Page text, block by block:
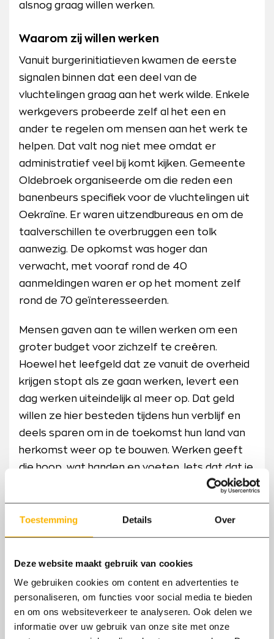
Toestemming Details Over
Deze website maakt gebruik van cookies
We gebruiken cookies om content en advertenties te
personaliseren, om functies voor social media te bieden
en om ons websiteverkeer te analyseren. Ook delen we
informatie over uw gebruik van onze site met onze
alsnog graag willen werken.
Waarom zij willen werken
Vanuit burgerinitiatieven kwamen de eerste
signalen binnen dat een deel van de
vluchtelingen graag aan het werk wilde. Enkele
werkgevers probeerde zelf al het een en
ander te regelen om mensen aan het werk te
helpen. Dat valt nog niet mee omdat er
administratief veel bij komt kijken. Gemeente
Oldebroek organiseerde om die reden een
banenbeurs specifiek voor de vluchtelingen uit
Oekraïne. Er waren uitzendbureaus en om de
taalverschillen te overbruggen een tolk
aanwezig. De opkomst was hoger dan
verwacht, met vooraf rond de 40
aanmeldingen waren er op het moment zelf
rond de 70 geïnteresseerden.
Mensen gaven aan te willen werken om een
groter budget voor zichzelf te creëren.
Hoewel het leefgeld dat ze vanuit de overheid
krijgen stopt als ze gaan werken, levert een
dag werken uiteindelijk al meer op. Dat geld
willen ze hier besteden tijdens hun verblijf en
deels sparen om in de toekomst hun land van
herkomst weer op te bouwen. Werken geeft
die hoop wat handen en voeten. Iets dat dat je
wel kunt doen. Daarnaast is het ook een
afleiding tijdens de dagen hier in Nederland, het
geeft ritme aan de dag.
ik meegegaan naar het werk, samen vanuit
Oldebroek naar Nunspeet. Ook op locatie heb
ik de mensen weer verder geholpen voor een